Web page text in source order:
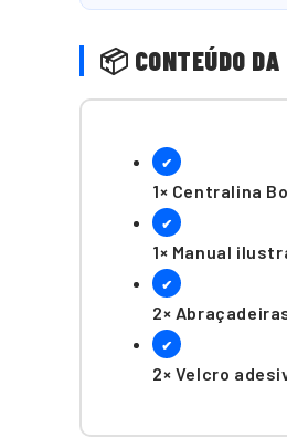
📦 CONTEÚDO DA
✔
1× Centralina
✔
1× Manual
✔
2×
✔
2× Velcro